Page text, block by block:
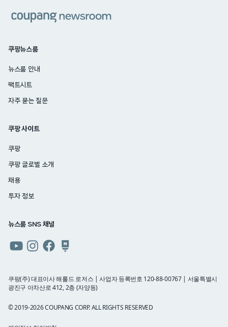
쿠팡뉴스룸
뉴스룸 안내
팩트시트
자주 묻는 질문
쿠팡 사이트
쿠팡
쿠팡 글로벌 소개
채용
투자 정보
뉴스룸 SNS 채널
유튜브인스타그램
페이스북네이버
블로그
쿠팡(주) 대표이사 해롤드 로저스 | 사업자 등록번호 120-88-00767 | 서울특별시
광진구 아차산로 412, 2층 (자양동)
© 2019-2026 COUPANG CORP. ALL RIGHTS RESERVED